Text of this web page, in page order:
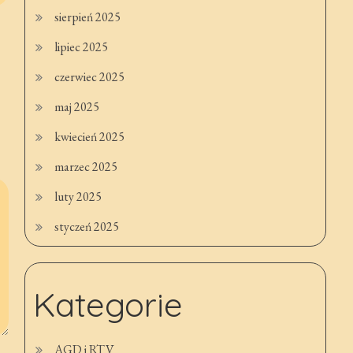
sierpień 2025
lipiec 2025
czerwiec 2025
maj 2025
kwiecień 2025
marzec 2025
luty 2025
styczeń 2025
Kategorie
AGD i RTV